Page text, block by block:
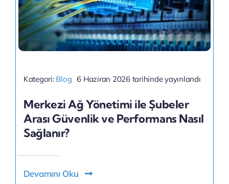
Kategori: Blog 6 Haziran 2026 tarihinde yayınlandı
Merkezi Ağ Yönetimi ile Şubeler
Arası Güvenlik ve Performans Nasıl
Sağlanır?
Devamını Oku